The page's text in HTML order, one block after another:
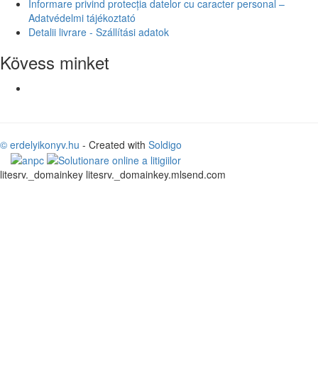
Informare privind protecția datelor cu caracter personal –
Adatvédelmi tájékoztató
Detalii livrare - Szállítási adatok
Kövess minket
© erdelyikonyv.hu - Created with Soldigo
litesrv._domainkey litesrv._domainkey.mlsend.com